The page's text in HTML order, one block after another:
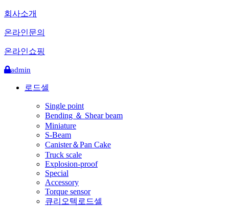
회사소개
온라인문의
온라인쇼핑
admin
로드셀
Single point
Bending ＆ Shear beam
Miniature
S-Beam
Canister＆Pan Cake
Truck scale
Explosion-proof
Special
Accessory
Torque sensor
큐리오텍로드셀